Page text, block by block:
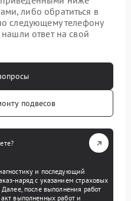
либо обратиться в
следующему телефону
ответ на свой
подвесов
и последующий
наряд с указанием страховых
Далее, после выполнения работ
выполненных работ и